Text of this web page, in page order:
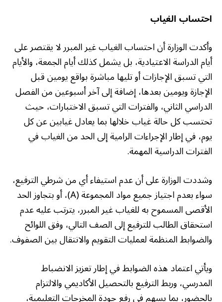
احتساب الغياب
وأكدت الوزارة أن احتساب الغياب غير المبرر لا يقتصر على
أيام الدراسة الاعتيادية، بل يشمل كذلك أيام الجمعة، والأيام
التي تسبق الإجازات أو تليها مباشرة بواقع يومين قبل
الإجازة ويومين بعدها، إضافة إلى آخر أسبوعين من الفصل
الدراسي الثاني، والفترات التي تسبق الاختبارات، حيث
تحتسب كل حالة غياب خلالها بما يعادل غيابين عن كل
يوم، في إطار الإجراءات الرامية إلى الحد من الغياب في
الفترات الدراسية المهمة.
وشددت الوزارة على أن عدم استيفاء أي من شرطي الترفيع،
سواء بعدم اجتياز جميع مواد المجموعة (A)، أو بتجاوز الحد
الأقصى المسموح به للغياب غير المبرر، يترتب عليه عدم
استحقاق الطالب للترفيع إلى الصف التالي، وفق اللوائح
والضوابط المنظمة لعمليات التقويم والانتقال بين الصفوف.
ويأتي اعتماد هذه الضوابط في إطار تعزيز الانضباط
المدرسي، وربط الترفيع بالتحصيل الأكاديمي والالتزام
بالحضور، بما يسهم في رفع جودة المخرجات التعليمية،